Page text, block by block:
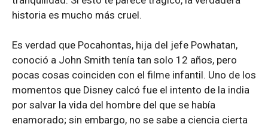
historia es mucho más cruel.
Es verdad que Pocahontas, hija del jefe Powhatan,
conoció a John Smith tenía tan solo 12 años, pero
pocas cosas coinciden con el filme infantil. Uno de los
momentos que Disney calcó fue el intento de la india
por salvar la vida del hombre del que se había
enamorado; sin embargo, no se sabe a ciencia cierta